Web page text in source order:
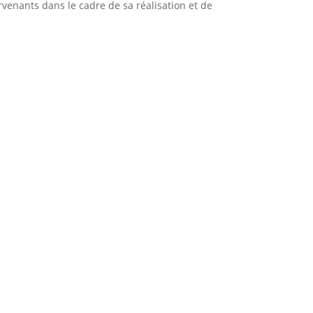
dans le cadre de sa réalisation et de